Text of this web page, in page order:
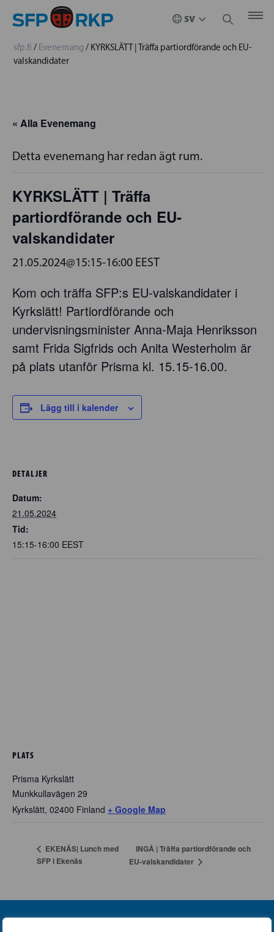
sfp.fi / Evenemang / KYRKSLÄTT | Träffa partiordförande och EU-
valskandidater
« Alla Evenemang
Detta evenemang har redan ägt rum.
KYRKSLÄTT | Träffa
partiordförande och EU-
valskandidater
21.05.2024@15:15-16:00 EEST
Kom och träffa SFP:s EU-valskandidater i
Kyrkslätt! Partiordförande och
undervisningsminister Anna-Maja Henriksson
samt Frida Sigfrids och Anita Westerholm är
på plats utanför Prisma kl. 15.15-16.00.
Lägg till i kalender
DETALJER
Datum:
21.05.2024
Tid:
15:15-16:00 EEST
PLATS
Prisma Kyrkslätt
Munkkullavägen 29
Kyrkslätt, 02400 Finland + Google Map
EKENÄS| Lunch med
SFP i Ekenäs
INGÅ | Träffa partiordförande och
EU-valskandidater